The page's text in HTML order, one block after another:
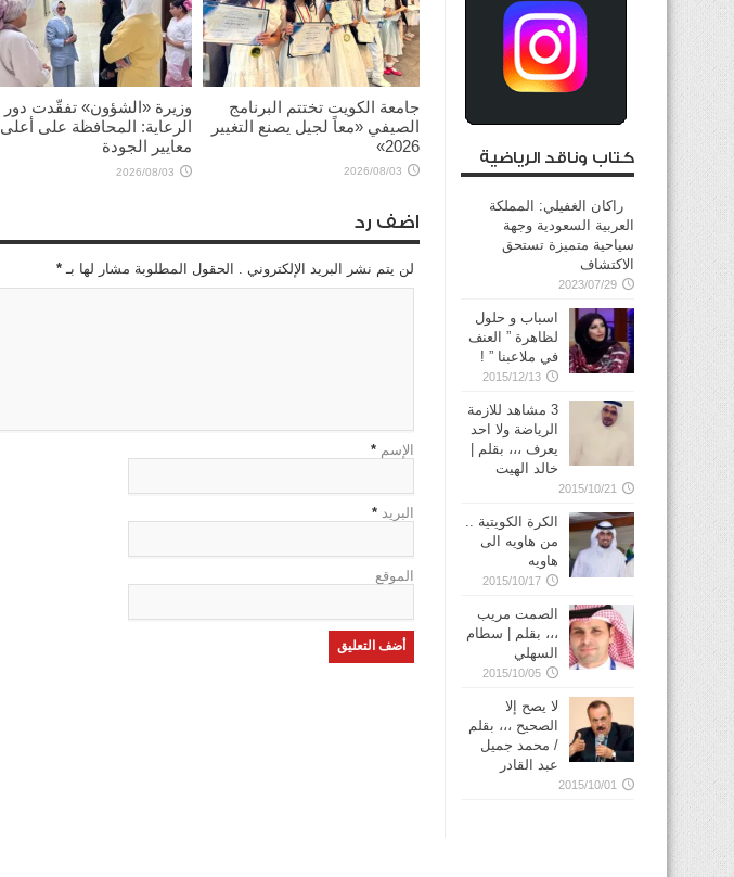
جامعة الكويت تختتم البرنامج
الصيفي «معاً لجيل يصنع التغيير
2026»
2026/08/03
وزيرة «الشؤون» تفقّدت دور
الرعاية: المحافظة على أعلى
معايير الجودة
2026/08/03
اضف رد
لن يتم نشر البريد الإلكتروني . الحقول المطلوبة مشار لها بـ *
الإسم *
البريد *
الموقع
كتاب وناقد الرياضية
راكان الغفيلي: المملكة
العربية السعودية وجهة
سياحية متميزة تستحق
الاكتشاف
2023/07/29
اسباب و حلول
لظاهرة ” العنف
في ملاعبنا ” !
2015/12/13
3 مشاهد للازمة
الرياضة ولا احد
يعرف ،،، بقلم |
خالد الهيت
2015/10/21
الكرة الكويتية ..
من هاويه الى
هاويه
2015/10/17
الصمت مريب
،،، بقلم | سطام
السهلي
2015/10/05
لا يصح إلا
الصحيح ،،، بقلم
/ محمد جميل
عبد القادر
2015/10/01